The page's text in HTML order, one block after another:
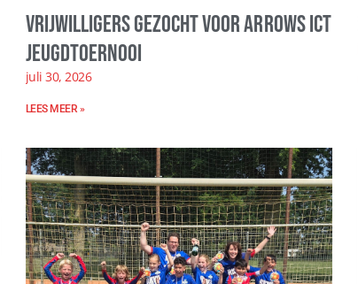
Vrijwilligers gezocht voor Arrows ICT
Jeugdtoernooi
juli 30, 2026
LEES MEER »